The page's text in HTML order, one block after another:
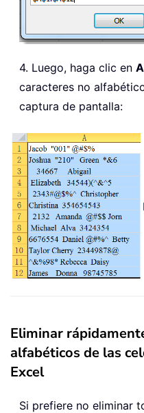
4. Luego, haga clic en
caracteres no
captura de pantalla:
Eliminar
alfabéticos de las
Excel
Si prefiere no eliminar